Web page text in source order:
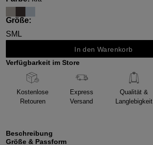
Größeauswählen
:
SM L
In den Warenkorb
Verfügbarkeit im Store
Kostenlose
Retouren
Express
Versand
Qualität &
Langlebigkeit
Beschreibung
Größe & Passform